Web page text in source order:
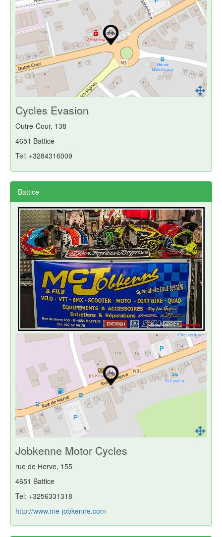
Cycles Evasion
Outre-Cour, 138
4651 Battice
Tel: +3284316009
Battice
Jobkenne Motor Cycles
rue de Herve, 155
4651 Battice
Tel: +3256331318
http://www.me-jobkenne.com